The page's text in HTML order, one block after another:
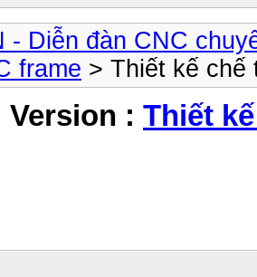
- Diễn đàn CNC
frame > Thiết kế chế
Version : Thiết